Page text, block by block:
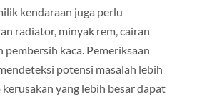
kendaraan juga perlu
radiator, minyak rem, cairan
pembersih kaca. Pemeriksaan
potensi masalah lebih
yang lebih besar dapat